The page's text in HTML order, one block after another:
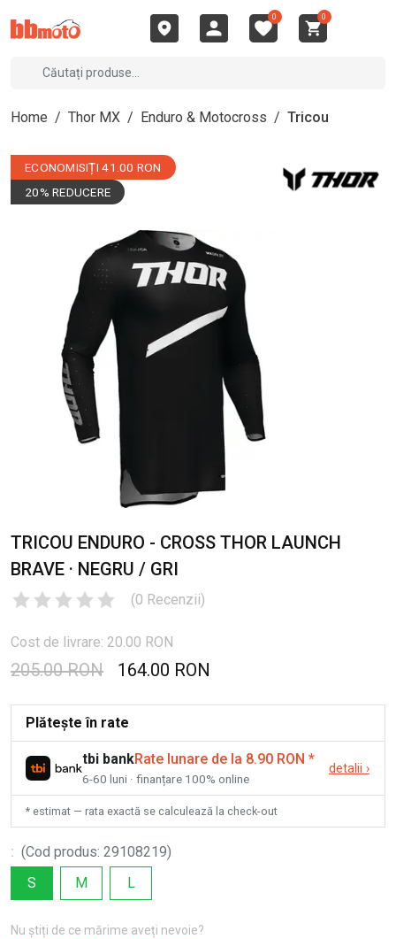
0 0
Home / Thor MX / Enduro & Motocross / Tricou
ECONOMISIȚI 41.00 RON
20% REDUCERE
TRICOU ENDURO - CROSS THOR LAUNCH
BRAVE · NEGRU / GRI
(0 Recenzii)
Cost de livrare: 20.00 RON
205.00 RON 164.00 RON
Plătește în rate
tbi bankRate lunare de la 8.90 RON *
6-60 luni · finanțare 100% online
detalii ›
* estimat — rata exactă se calculează la check-out
: (Cod produs: 29108219)
S
M L
Nu știți de ce mărime aveți nevoie?